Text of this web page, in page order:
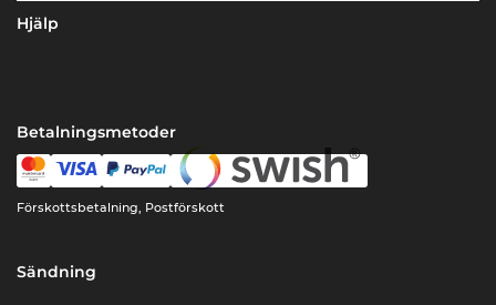
Hjälp
Betalningsmetoder
Förskottsbetalning, Postförskott
Sändning